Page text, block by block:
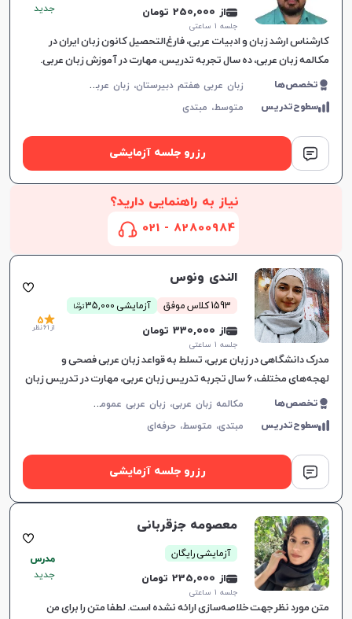
از 250,000 تومان
جلسه ۱ ساعتی
جدید
کارشناس ارشد زبان و ادبیات عربی، فارغ‌التحصیل کانون زبان ایران در
مکالمه زبان عربی، ده سال تجربه تدریس، مهارت‌ در آموزش زبان عربی.
تخصص‌ها ز
بان عربی هفتم دبیرستان، زبان عربی هشتم دبیرستان، زبان عربی نهم دبیرستان، زبان عربی دهم دبیرستان، زبان عربی یازدهم دبیرستان، زبان عربی دوازدهم دبیرستان، زبان عربی کنکور سراسری
سطوح‌تدریس متوسط، مبتدی
رزرو جلسه آزمایشی
نیاز به راهنمایی دارید؟
82800984 - 021
الندى ونوس
1593 کلاس موفق آزمایشی 35,000 توما
ن
از 330,000 تومان
جلسه ۱ ساعتی
5
از 61 نظر
مدرک دانشگاهی در زبان عربی، تسلط به قواعد زبان عربی فصحی و
لهجه‌های مختلف، ۶ سال تجربه تدریس زبان عربی، مهارت در تدریس زبان
و ارتباط با زبان‌آموزان.
تخصص‌ها م
کالمه زبان عربی، زبان عربی عمومی، زبان عربی کودکان، زبان عربی تجاری، لهجه عراقی، لهجه سوری، عربی فصیح، لهجه لبنانی
سطوح‌تدریس مبتدی، متوسط،حرفه‌ای
رزرو جلسه آزمایشی
معصومه جزقربانی
آزمایشی رایگان
از 235,000 تومان
جلسه ۱ ساعتی
مدرس
جدید
متن مورد نظر جهت خلاصه‌سازی ارائه نشده است. لطفا متن را برای من